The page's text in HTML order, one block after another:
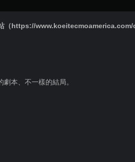
（https://www.koeitecmoamerica.com/
本、不一樣的結局。